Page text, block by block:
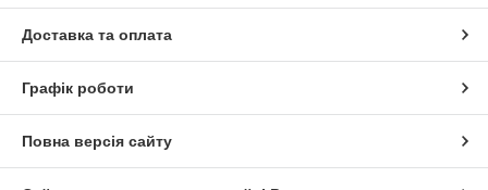
Доставка та оплата
Графік роботи
Повна версія сайту